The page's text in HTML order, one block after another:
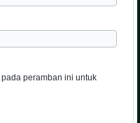
peramban ini untuk